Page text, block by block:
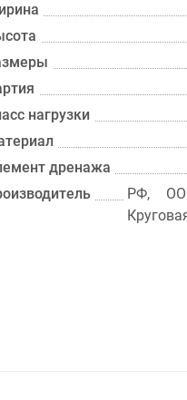
нагрузки
дренажа
РФ,